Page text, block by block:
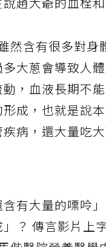
趙大爺的血栓和
然含有很多對
大蔥會導致人
，血液長期不
成，也就是說
病，還大量吃
有大量的嘌呤
？ 傳言影片上